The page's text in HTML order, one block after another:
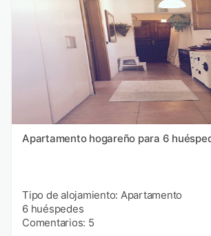
Apartamento hogareño para 6
Tipo de alojamiento: Apartamento
6 huéspedes
Comentarios: 5